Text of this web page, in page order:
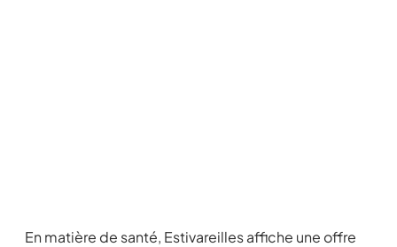
En matière de santé, Estivareilles affiche une offre